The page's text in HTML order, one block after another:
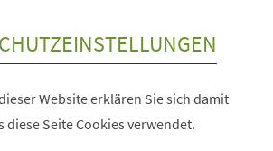
Website erklären Sie sich damit
diese Seite Cookies verwendet.